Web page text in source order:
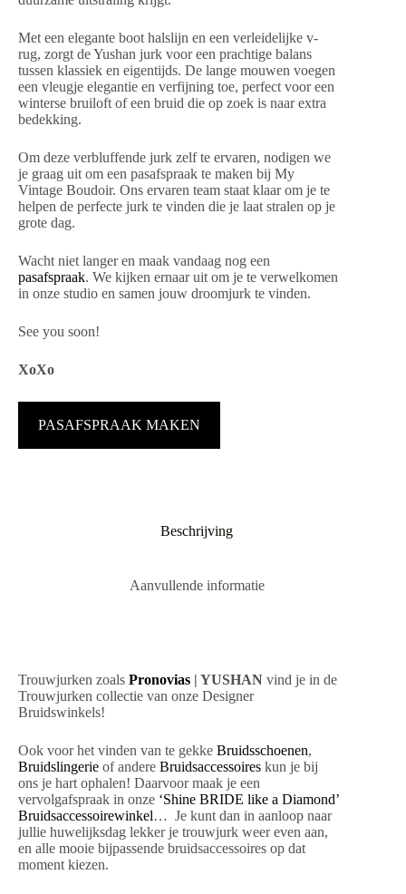
Met een elegante boot halslijn en een verleidelijke v-
rug, zorgt de Yushan jurk voor een prachtige balans
tussen klassiek en eigentijds. De lange mouwen voegen
een vleugje elegantie en verfijning toe, perfect voor een
winterse bruiloft of een bruid die op zoek is naar extra
bedekking.
Om deze verbluffende jurk zelf te ervaren, nodigen we
je graag uit om een pasafspraak te maken bij My
Vintage Boudoir. Ons ervaren team staat klaar om je te
helpen de perfecte jurk te vinden die je laat stralen op je
grote dag.
Wacht niet langer en maak vandaag nog een
pasafspraak. We kijken ernaar uit om je te verwelkomen
in onze studio en samen jouw droomjurk te vinden.
See you soon!
XoXo
PASAFSPRAAK MAKEN
Beschrijving
Aanvullende informatie
Trouwjurken zoals Pronovias | YUSHAN vind je in de
Trouwjurken collectie van onze Designer
Bruidswinkels!
Ook voor het vinden van te gekke Bruidsschoenen,
Bruidslingerie of andere Bruidsaccessoires kun je bij
ons je hart ophalen! Daarvoor maak je een
vervolgafspraak in onze ‘Shine BRIDE like a Diamond’
Bruidsaccessoirewinkel… Je kunt dan in aanloop naar
jullie huwelijksdag lekker je trouwjurk weer even aan,
en alle mooie bijpassende bruidsaccessoires op dat
moment kiezen.